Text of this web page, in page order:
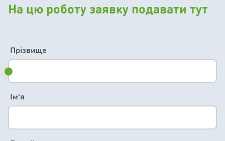
На цю роботу заявку подавати тут
Прізвище
Ім'я